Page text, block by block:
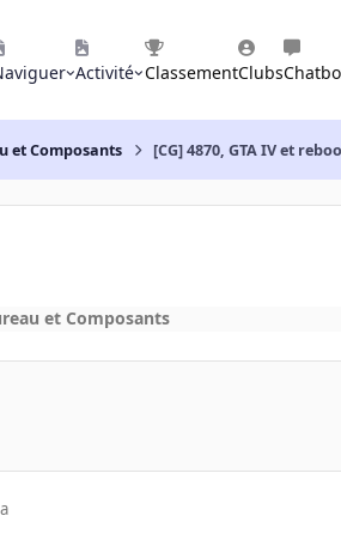
Activité ClassementClubs
et Composants [CG] 4870, GTA IV et
et Composants